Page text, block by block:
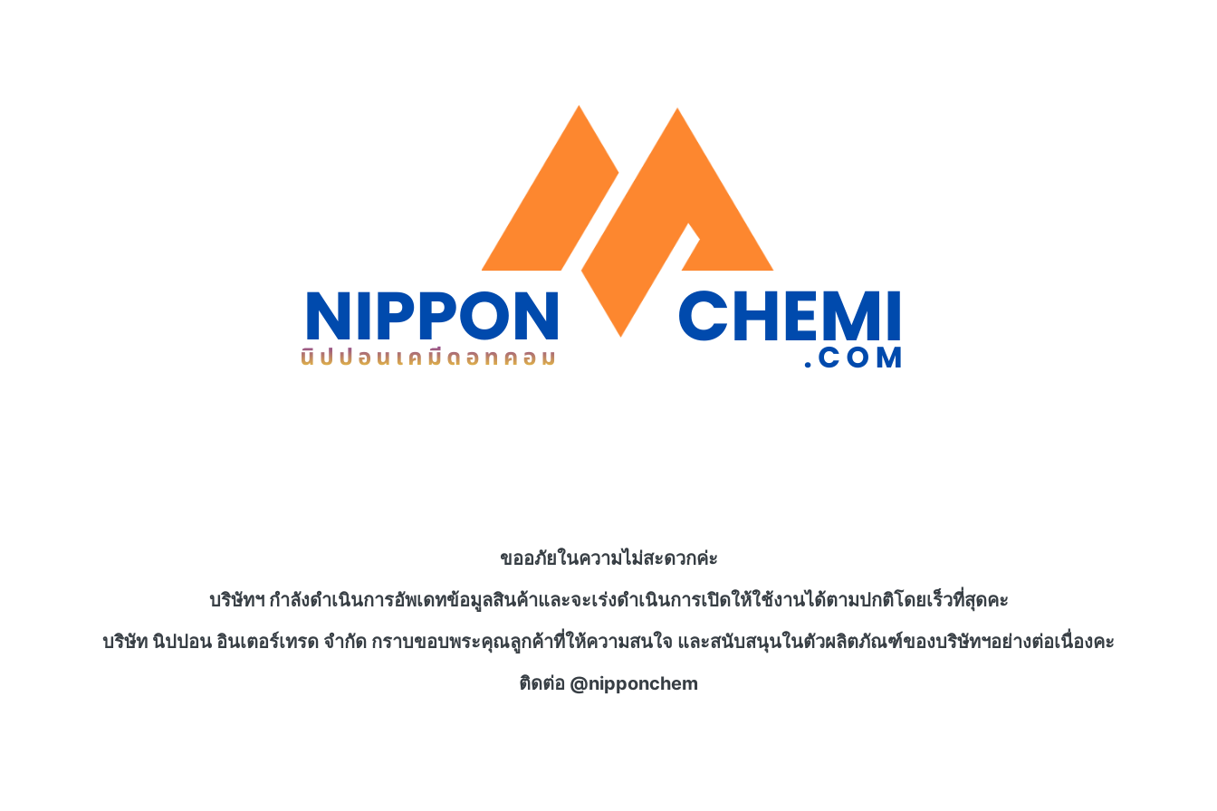
ขออภัยในความไม่สะดวกค่ะ
บริษัทฯ กำลังดำเนินการอัพเดทข้อมูลสินค้าและจะเร่งดำเนินการเปิดให้ใช้งานได้ตามปกติโดยเร็วที่สุดคะ
บริษัท นิปปอน อินเตอร์เทรด จำกัด กราบขอบพระคุณลูกค้าที่ให้ความสนใจ และสนับสนุนในตัวผลิตภัณฑ์ของบริษัทฯอย่างต่อเนื่องคะ
ติดต่อ @nipponchem